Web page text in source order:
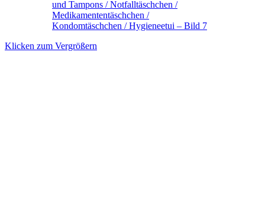
Klicken zum Vergrößern